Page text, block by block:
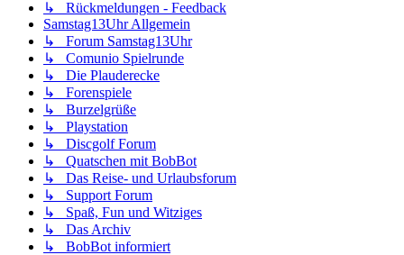
↳ Rückmeldungen - Feedback
Samstag13Uhr Allgemein
↳ Forum Samstag13Uhr
↳ Comunio Spielrunde
↳ Die Plauderecke
↳ Forenspiele
↳ Burzelgrüße
↳ Playstation
↳ Discgolf Forum
↳ Quatschen mit BobBot
↳ Das Reise- und Urlaubsforum
↳ Support Forum
↳ Spaß, Fun und Witziges
↳ Das Archiv
↳ BobBot informiert